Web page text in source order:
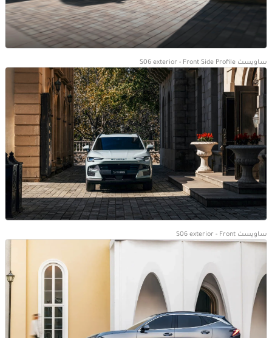
ساويست S06 exterior - Front Side Profile
ساويست S06 exterior - Front